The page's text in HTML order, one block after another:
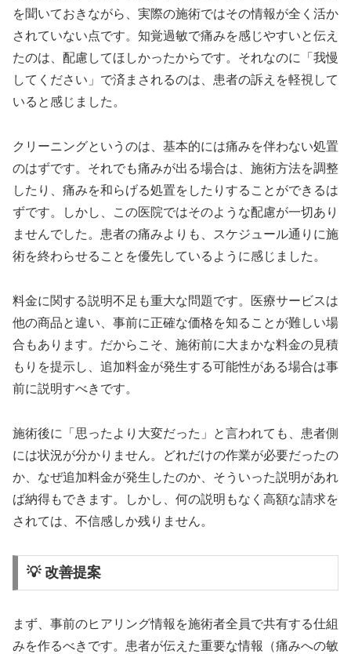
を聞いておきながら、実際の施術ではその情報が全く活か
されていない点です。知覚過敏で痛みを感じやすいと伝え
たのは、配慮してほしかったからです。それなのに「我慢
してください」で済まされるのは、患者の訴えを軽視して
いると感じました。
クリーニングというのは、基本的には痛みを伴わない処置
のはずです。それでも痛みが出る場合は、施術方法を調整
したり、痛みを和らげる処置をしたりすることができるは
ずです。しかし、この医院ではそのような配慮が一切あり
ませんでした。患者の痛みよりも、スケジュール通りに施
術を終わらせることを優先しているように感じました。
料金に関する説明不足も重大な問題です。医療サービスは
他の商品と違い、事前に正確な価格を知ることが難しい場
合もあります。だからこそ、施術前に大まかな料金の見積
もりを提示し、追加料金が発生する可能性がある場合は事
前に説明すべきです。
施術後に「思ったより大変だった」と言われても、患者側
には状況が分かりません。どれだけの作業が必要だったの
か、なぜ追加料金が発生したのか、そういった説明があれ
ば納得もできます。しかし、何の説明もなく高額な請求を
されては、不信感しか残りません。
💡 改善提案
まず、事前のヒアリング情報を施術者全員で共有する仕組
みを作るべきです。患者が伝えた重要な情報（痛みへの敏